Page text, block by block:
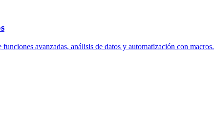
avanzadas, análisis de datos y automatización con macros.